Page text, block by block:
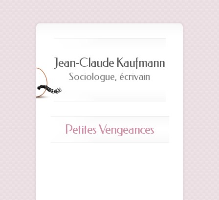
Jean-Claude Kaufmann
Sociologue, écrivain
Petites Vengeances